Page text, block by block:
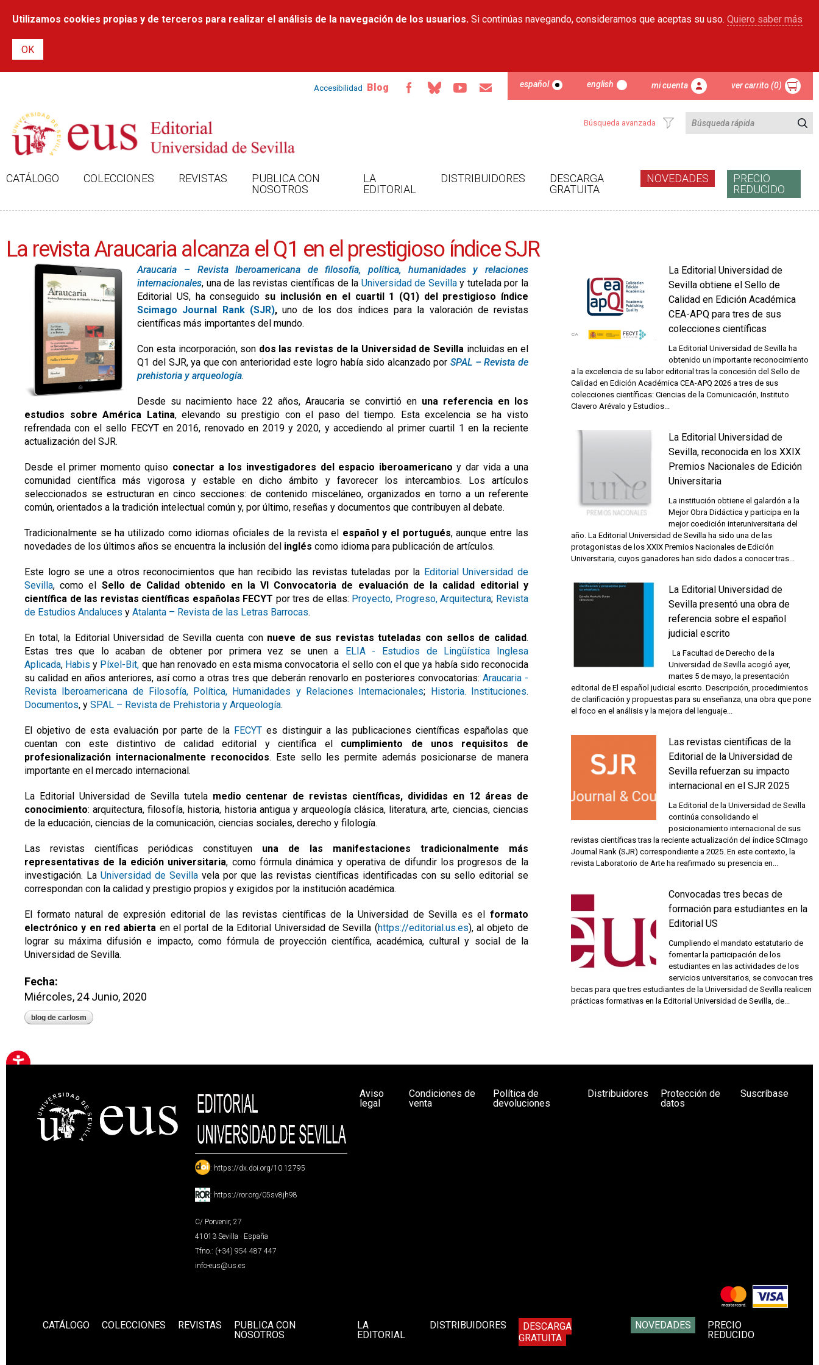
contenido
Utilizamos cookies propias y de terceros para realizar el análisis de la navegación de los usuarios. Si continúas navegando, consideramos que aceptas su uso. Quiero saber más
Accesibilidad Blog español english mi cuenta ver carrito (0)
Búsqueda avanzada
CATÁLOGO COLECCIONES REVISTAS
PUBLICA CON
NOSOTROS
LA
EDITORIAL
DISTRIBUIDORES
DESCARGA
GRATUITA
NOVEDADES
PRECIO
REDUCIDO
La revista Araucaria alcanza el Q1 en el prestigioso índice SJR
Araucaria – Revista Iberoamericana de filosofía, política, humanidades y relaciones
internacionales, una de las revistas científicas de la Universidad de Sevillay tutelada por la
Editorial US, ha conseguido su inclusión en el cuartil 1 (Q1) del prestigioso índice
Scimago Journal Rank (SJR),uno de los dos índices para la valoración de revistas
científicas más importantes del mundo.
Con esta incorporación, son dos las revistas de la Universidad de Sevilla incluidas en el
Q1 del SJR, ya que con anterioridad este logro había sido alcanzado porSPAL – Revista de
prehistoria y arqueología.
Desde su nacimiento hace 22 años, Araucaria se convirtió en una referencia en los
estudios sobre América Latina, elevando su prestigio con el paso del tiempo. Esta excelencia se ha visto
refrendada con el sello FECYT en 2016, renovado en 2019 y 2020, y accediendo al primer cuartil 1 en la reciente
actualización del SJR.
Desde el primer momento quiso conectar a los investigadores del espacio iberoamericano y dar vida a una
comunidad científica más vigorosa y estable en dicho ámbito y favorecer los intercambios. Los artículos
seleccionados se estructuran en cinco secciones: de contenido misceláneo, organizados en torno a un referente
común, orientados a la tradición intelectual común y, por último, reseñas y documentos que contribuyen al debate.
Tradicionalmente se ha utilizado como idiomas oficiales de la revista el español y el portugués, aunque entre las
novedades de los últimos años se encuentra la inclusión del inglés como idioma para publicación de artículos.
Este logro se une a otros reconocimientos que han recibido las revistas tuteladas por la Editorial Universidad de
Sevilla, como el Sello de Calidad obtenido en la VI Convocatoria de evaluación de la calidad editorial y
científica de las revistas científicas españolas FECYT por tres de ellas: Proyecto, Progreso, Arquitectura; Revista
de Estudios Andaluces y Atalanta – Revista de las Letras Barrocas.
En total, la Editorial Universidad de Sevilla cuenta con nueve de sus revistas tuteladas con sellos de calidad.
Estas tres que lo acaban de obtener por primera vez se unen a ELIA - Estudios de Lingüística Inglesa
Aplicada, Habis y Píxel-Bit, que han renovado en esta misma convocatoria el sello con el que ya había sido reconocida
su calidad en años anteriores, así como a otras tres que deberán renovarlo en posteriores convocatorias: Araucaria -
Revista Iberoamericana de Filosofía, Política, Humanidades y Relaciones Internacionales; Historia. Instituciones.
Documentos, y SPAL – Revista de Prehistoria y Arqueología.
El objetivo de esta evaluación por parte de la FECYT es distinguir a las publicaciones científicas españolas que
cuentan con este distintivo de calidad editorial y científica el cumplimiento de unos requisitos de
profesionalización internacionalmente reconocidos. Este sello les permite además posicionarse de manera
importante en el mercado internacional.
La Editorial Universidad de Sevilla tutela medio centenar de revistas científicas, divididas en 12 áreas de
conocimiento: arquitectura, filosofía, historia, historia antigua y arqueología clásica, literatura, arte, ciencias, ciencias
de la educación, ciencias de la comunicación, ciencias sociales, derecho y filología.
Las revistas científicas periódicas constituyen una de las manifestaciones tradicionalmente más
representativas de la edición universitaria, como fórmula dinámica y operativa de difundir los progresos de la
investigación. La Universidad de Sevillavela por que las revistas científicas identificadas con su sello editorial se
correspondan con la calidad y prestigio propios y exigidos por la institución académica.
El formato natural de expresión editorial de las revistas científicas de la Universidad de Sevilla es el formato
electrónico y en red abierta en el portal de la Editorial Universidad de Sevilla (https://editorial.us.es), al objeto de
lograr su máxima difusión e impacto, como fórmula de proyección científica, académica, cultural y social de la
Universidad de Sevilla.
Fecha:
Miércoles, 24 Junio, 2020
blog de carlosm
La Editorial Universidad de
Sevilla obtiene el Sello de
Calidad en Edición Académica
CEA-APQ para tres de sus
colecciones científicas
La Editorial Universidad de Sevilla ha
obtenido un importante reconocimiento
a la excelencia de su labor editorial tras la concesión del Sello de
Calidad en Edición Académica CEA-APQ 2026 a tres de sus
colecciones científicas: Ciencias de la Comunicación, Instituto
Clavero Arévalo y Estudios...
La Editorial Universidad de
Sevilla, reconocida en los XXIX
Premios Nacionales de Edición
Universitaria
La institución obtiene el galardón a la
Mejor Obra Didáctica y participa en la
mejor coedición interuniversitaria del
año. La Editorial Universidad de Sevilla ha sido una de las
protagonistas de los XXIX Premios Nacionales de Edición
Universitaria, cuyos ganadores han sido dados a conocer tras...
La Editorial Universidad de
Sevilla presentó una obra de
referencia sobre el español
judicial escrito
La Facultad de Derecho de la
Universidad de Sevilla acogió ayer,
martes 5 de mayo, la presentación
editorial de El español judicial escrito. Descripción, procedimientos
de clarificación y propuestas para su enseñanza, una obra que pone
el foco en el análisis y la mejora del lenguaje...
Las revistas científicas de la
Editorial de la Universidad de
Sevilla refuerzan su impacto
internacional en el SJR 2025
La Editorial de la Universidad de Sevilla
continúa consolidando el
posicionamiento internacional de sus
revistas científicas tras la reciente actualización del índice SCImago
Journal Rank (SJR) correspondiente a 2025. En este contexto, la
revista Laboratorio de Arte ha reafirmado su presencia en...
Convocadas tres becas de
formación para estudiantes en la
Editorial US
Cumpliendo el mandato estatutario de
fomentar la participación de los
estudiantes en las actividades de los
servicios universitarios, se convocan tres
becas para que tres estudiantes de la Universidad de Sevilla realicen
prácticas formativas en la Editorial Universidad de Sevilla, de...
: https://dx.doi.org/10.12795
: https://ror.org/05sv8jh98
C/ Porvenir, 27
41013 Sevilla · España
Tfno.: (+34) 954 487 447
info-eus@us.es
Aviso
legal
Condiciones de
venta
Política de
devoluciones
Distribuidores
Protección de
datos
Suscríbase
CATÁLOGO COLECCIONES REVISTAS
PUBLICA CON
NOSOTROS
LA
EDITORIAL
DISTRIBUIDORES
DESCARGA
GRATUITA
NOVEDADES
PRECIO
REDUCIDO